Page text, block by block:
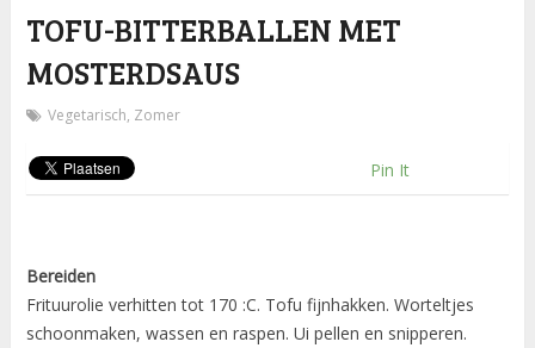
TOFU-BITTERBALLEN MET
MOSTERDSAUS
Vegetarisch, Zomer
Pin It
Bereiden
Frituurolie verhitten tot 170 :C. Tofu fijnhakken. Worteltjes
schoonmaken, wassen en raspen. Ui pellen en snipperen.